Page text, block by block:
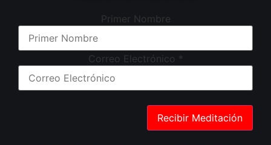
Primer Nombre
Correo Electrónico *